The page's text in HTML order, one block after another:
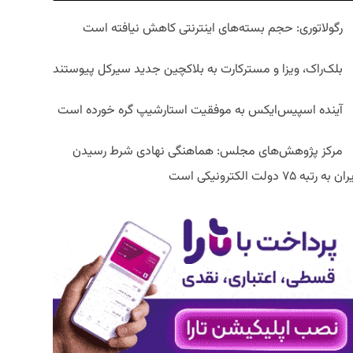
رگولاتوری: حجم بسته‌های اینترنتی کاهش نیافته است
بلک‌راک، ویزا و مسترکارت به بلاکچین جدید سیرکل پیوستند
آینده اسپیس‌ایکس به موفقیت استارشیپ گره خورده است
مرکز پژوهش‌های مجلس: هماهنگی نهادی شرط رسیدن
به رتبه ۷۵ دولت الکترونیکی است